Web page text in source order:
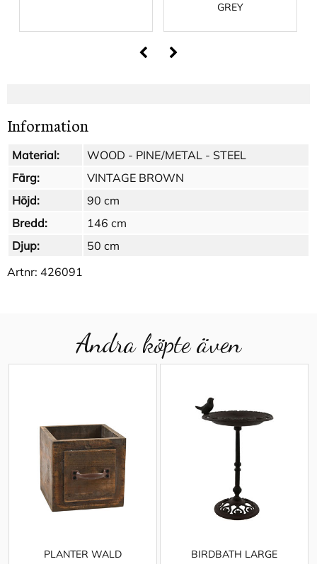
GREY
Information
Material:
WOOD - PINE/METAL - STEEL
Färg:
VINTAGE BROWN
Höjd:
90 cm
Bredd:
146 cm
Djup:
50 cm
Artnr: 426091
Andra köpte även
PLANTER WALD BIRDBATH LARGE